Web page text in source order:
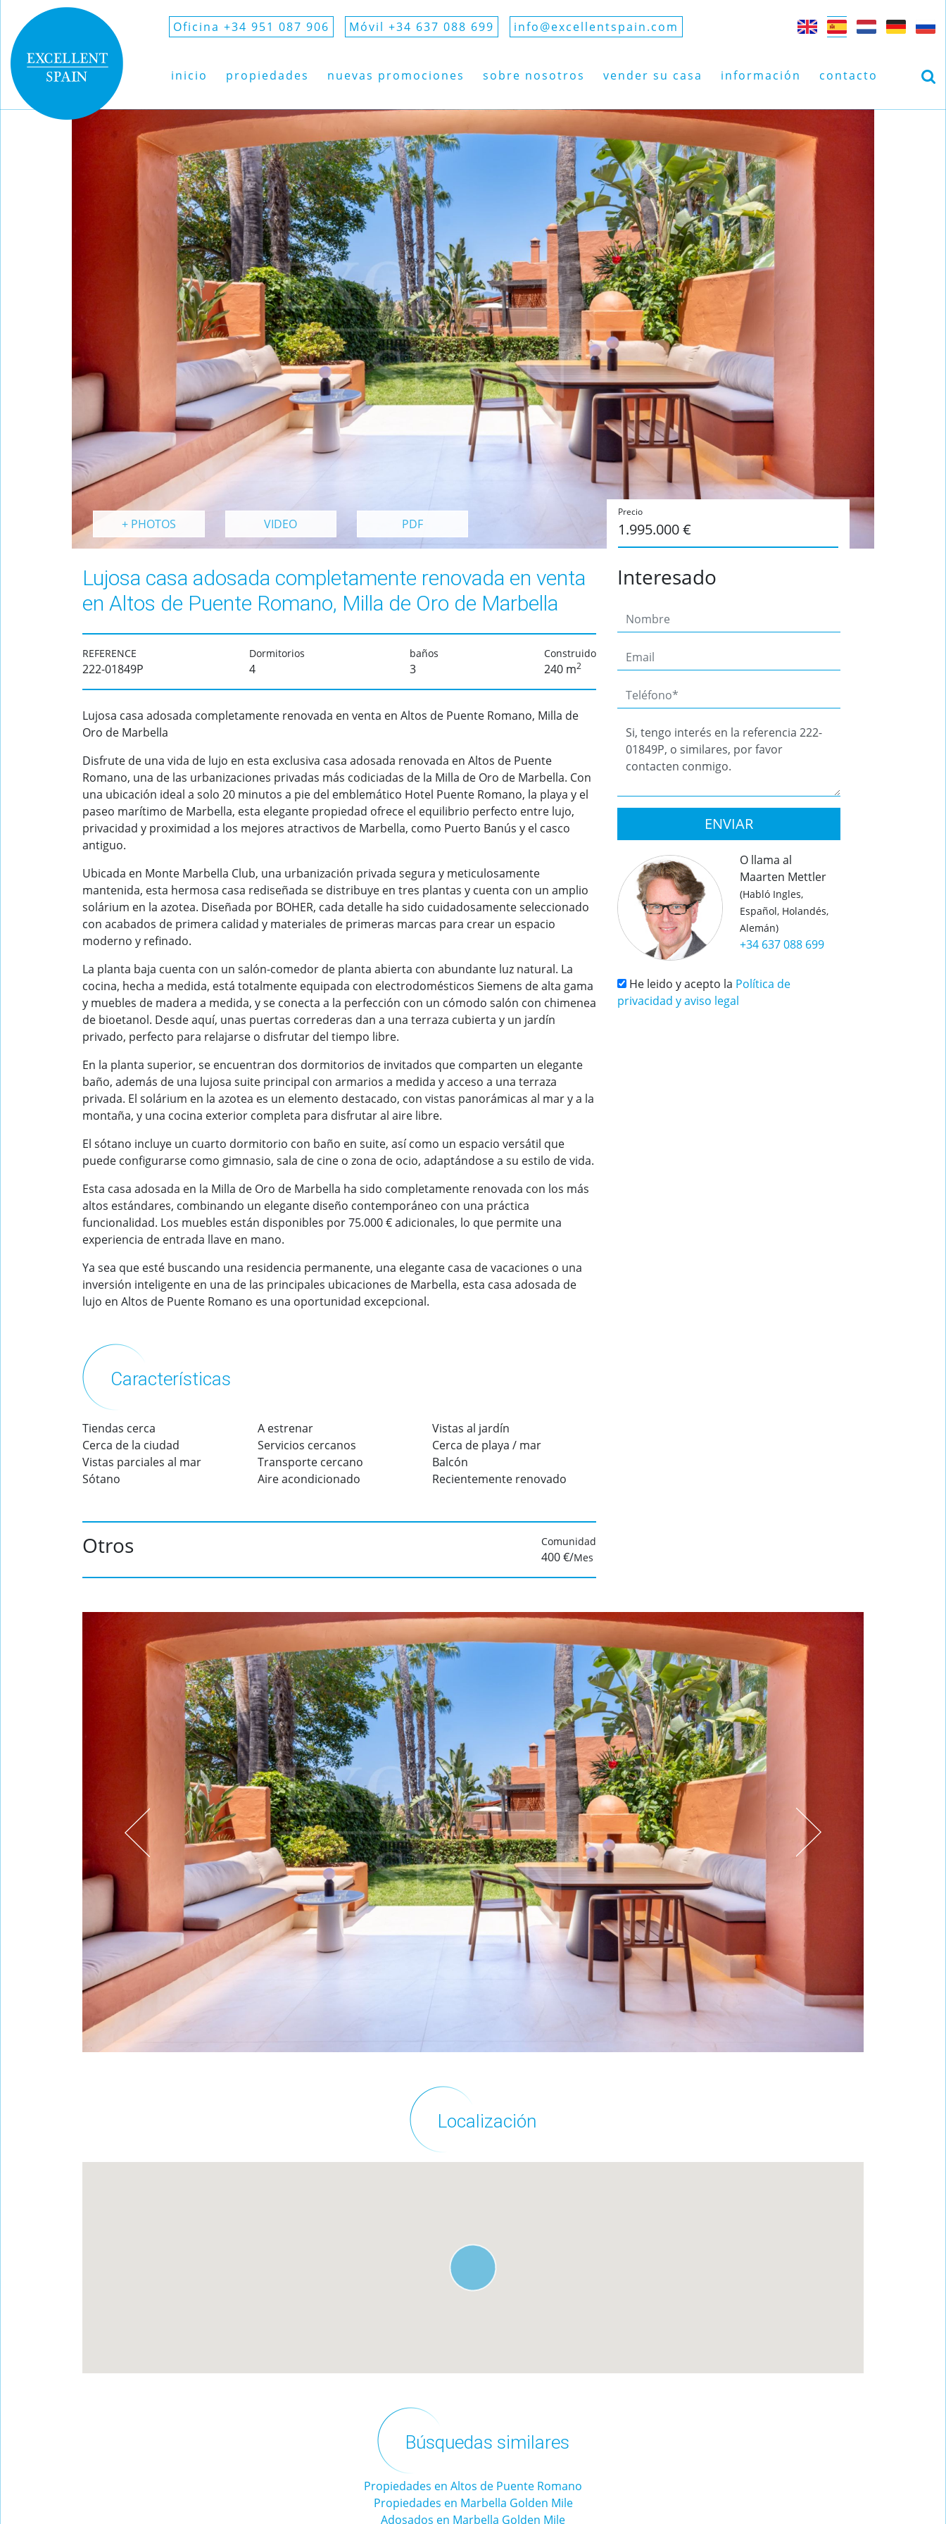
Oficina +34 951 087 906 Móvil +34 637 088 699 info@excellentspain.com
inicio propiedades nuevas promociones sobre nosotros vender su casa información contacto
+ PHOTOS VIDEO PDF
Precio
1.995.000 €
Lujosa casa adosada completamente renovada en venta
en Altos de Puente Romano, Milla de Oro de Marbella
REFERENCE
222-01849P
Dormitorios
4
baños
3
Construido
240 m2
Lujosa casa adosada completamente renovada en venta en Altos de Puente Romano, Milla de
Oro de Marbella
Disfrute de una vida de lujo en esta exclusiva casa adosada renovada en Altos de Puente
Romano, una de las urbanizaciones privadas más codiciadas de la Milla de Oro de Marbella. Con
una ubicación ideal a solo 20 minutos a pie del emblemático Hotel Puente Romano, la playa y el
paseo marítimo de Marbella, esta elegante propiedad ofrece el equilibrio perfecto entre lujo,
privacidad y proximidad a los mejores atractivos de Marbella, como Puerto Banús y el casco
antiguo.
Ubicada en Monte Marbella Club, una urbanización privada segura y meticulosamente
mantenida, esta hermosa casa rediseñada se distribuye en tres plantas y cuenta con un amplio
solárium en la azotea. Diseñada por BOHER, cada detalle ha sido cuidadosamente seleccionado
con acabados de primera calidad y materiales de primeras marcas para crear un espacio
moderno y refinado.
La planta baja cuenta con un salón-comedor de planta abierta con abundante luz natural. La
cocina, hecha a medida, está totalmente equipada con electrodomésticos Siemens de alta gama
y muebles de madera a medida, y se conecta a la perfección con un cómodo salón con chimenea
de bioetanol. Desde aquí, unas puertas correderas dan a una terraza cubierta y un jardín
privado, perfecto para relajarse o disfrutar del tiempo libre.
En la planta superior, se encuentran dos dormitorios de invitados que comparten un elegante
baño, además de una lujosa suite principal con armarios a medida y acceso a una terraza
privada. El solárium en la azotea es un elemento destacado, con vistas panorámicas al mar y a la
montaña, y una cocina exterior completa para disfrutar al aire libre.
El sótano incluye un cuarto dormitorio con baño en suite, así como un espacio versátil que
puede configurarse como gimnasio, sala de cine o zona de ocio, adaptándose a su estilo de vida.
Esta casa adosada en la Milla de Oro de Marbella ha sido completamente renovada con los más
altos estándares, combinando un elegante diseño contemporáneo con una práctica
funcionalidad. Los muebles están disponibles por 75.000 € adicionales, lo que permite una
experiencia de entrada llave en mano.
Ya sea que esté buscando una residencia permanente, una elegante casa de vacaciones o una
inversión inteligente en una de las principales ubicaciones de Marbella, esta casa adosada de
lujo en Altos de Puente Romano es una oportunidad excepcional.
Características
Tiendas cerca
Cerca de la ciudad
Vistas parciales al mar
Sótano
A estrenar
Servicios cercanos
Transporte cercano
Aire acondicionado
Vistas al jardín
Cerca de playa / mar
Balcón
Recientemente renovado
Otros Comunidad
400 €/Mes
Interesado
ENVIAR
O llama al
Maarten Mettler
(Habló Ingles,
Español, Holandés,
Alemán)
+34 637 088 699
He leido y acepto la Política de
privacidad y aviso legal
Localización
Búsquedas similares
Propiedades en Altos de Puente Romano
Propiedades en Marbella Golden Mile
Adosados en Marbella Golden Mile